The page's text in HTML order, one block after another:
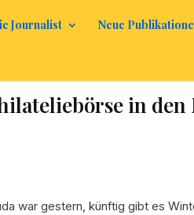
Journalist Neue
in
war gestern, künftig gibt es